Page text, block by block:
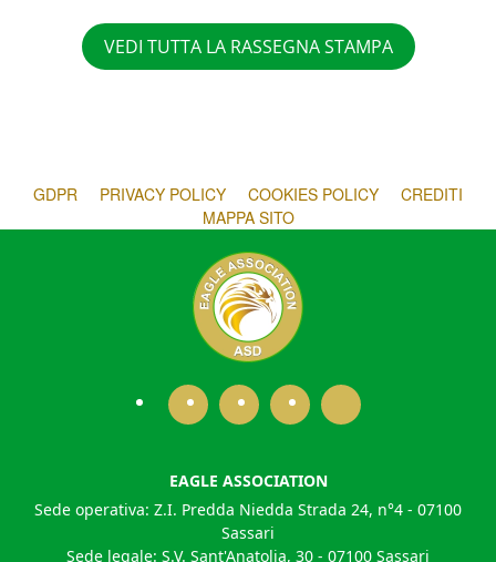
VEDI TUTTA LA RASSEGNA STAMPA
GDPR PRIVACY POLICY COOKIES POLICY
CREDITI
MAPPA SITO
EAGLE ASSOCIATION
Sede operativa: Z.I. Predda Niedda Strada 24, n°4 - 07100
Sassari
Sede legale: S.V. Sant'Anatolia, 30 - 07100 Sassari